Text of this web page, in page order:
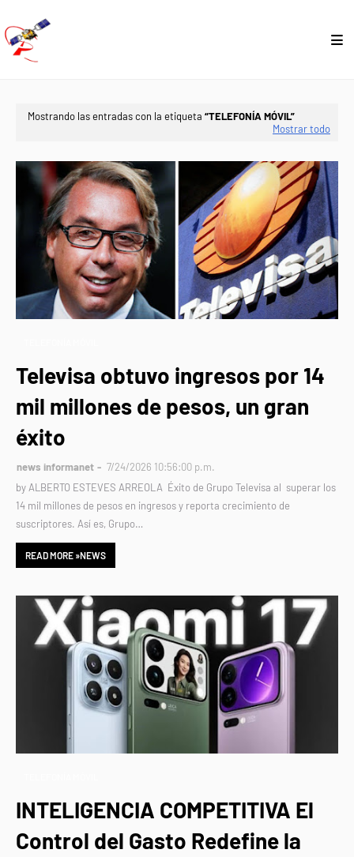
Mostrando las entradas con la etiqueta TELEFONÍA MÓVIL
Mostrar todo
Televisa obtuvo ingresos por 14
mil millones de pesos, un gran
éxito
news informanet
7/24/2026 10:56:00 p.m.
by ALBERTO ESTEVES ARREOLA Éxito de Grupo Televisa al superar los
14 mil millones de pesos en ingresos y reporta crecimiento de
suscriptores. Así es, Grupo…
READ MORE »NEWS
INTELIGENCIA COMPETITIVA El
Control del Gasto Redefine la